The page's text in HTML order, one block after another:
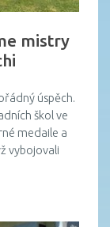
mistry
úspěch.
škol ve
medaile a
vybojovali